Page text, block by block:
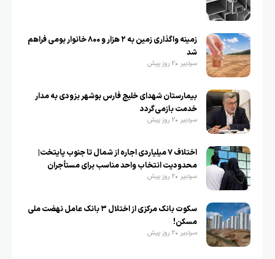
زمینه واگذاری زمین به ۲ هزار و ۸۰۰ خانوار بومی فراهم
شد
سردبیر 2 روز پیش
بیمارستان شهدای خلیج فارس بوشهر بزودی به مدار
خدمت بازمی‌گردد
سردبیر 2 روز پیش
اختلاف ۷ میلیاردی اجاره از شمال تا جنوب پایتخت|
محدودیت انتخاب واحد مناسب برای مستأجران
سردبیر 2 روز پیش
سکوت بانک مرکزی از اختلال ۳ بانک عامل نهضت ملی
مسکن!
سردبیر 2 روز پیش